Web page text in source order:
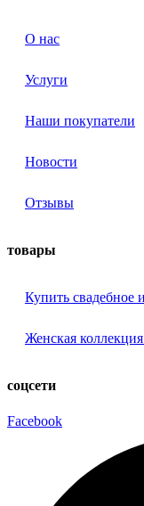
О нас
Услуги
Наши покупатели
Новости
Отзывы
товары
Купить свадебное
Женская коллекция
соцсети
Facebook